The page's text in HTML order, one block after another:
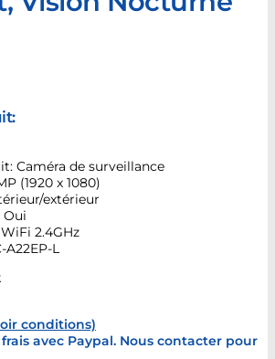
Caméra de surveillance
(1920 x 1080)
extérieur
Oui
2.4GHz
A22EP-L
conditions)
avec Paypal. Nous contacter pour